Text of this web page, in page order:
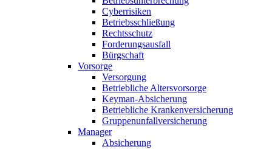
Cyberrisiken
Betriebsschließung
Rechtsschutz
Forderungsausfall
Bürgschaft
Vorsorge
Versorgung
Betriebliche Altersvorsorge
Keyman-Absicherung
Betriebliche Krankenversicherung
Gruppenunfallversicherung
Manager
Absicherung